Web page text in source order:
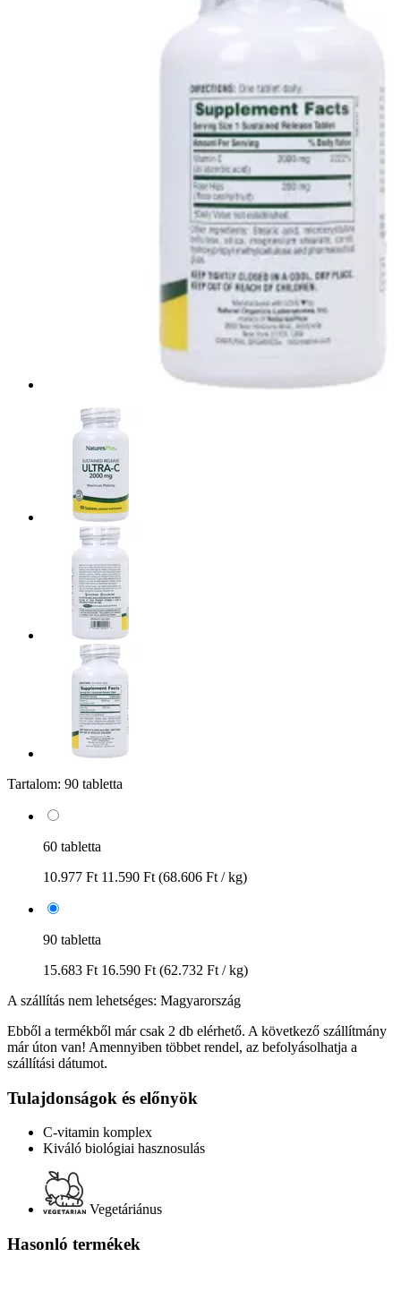
Tartalom: 90 tabletta
60 tabletta
10.977 Ft 11.590 Ft (68.606 Ft / kg)
90 tabletta
15.683 Ft 16.590 Ft (62.732 Ft / kg)
A szállítás nem lehetséges: Magyarország
Ebből a termékből már csak 2 db elérhető. A következő szállítmány
már úton van! Amennyiben többet rendel, az befolyásolhatja a
szállítási dátumot.
Tulajdonságok és előnyök
C-vitamin komplex
Kiváló biológiai hasznosulás
Vegetáriánus
Hasonló termékek